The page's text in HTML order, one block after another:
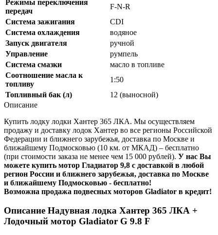
Режимы переключения
передач
F-N-R
Система зажигания
CDI
Система охлаждения
водяное
Запуск двигателя
ручной
Управление
румпель
Система смазки
масло в топливе
Соотношение масла к
топливу
1:50
Топливный бак (л)
12 (выносной)
Описание
Купить лодку лодки Хантер 365 ЛКА. Мы осуществляем
продажу и доставку лодок Хантер во все регионы Российской
Федерации и ближнего зарубежья, доставка по Москве и
ближайшему Подмосковью (10 км. от МКАД) – бесплатно
(при стоимости заказа не менее чем 15 000 рублей). У нас Вы
можете купить мотор Гладиатор 9,8 с доставкой в любой
регион России и ближнего зарубежья, доставка по Москве
и ближайшему Подмосковью - бесплатно!
Возможна продажа подвесных моторов Gladiator в кредит!
Описание Надувная лодка Хантер 365 ЛКА +
Лодочный мотор Gladiator G 9.8 F